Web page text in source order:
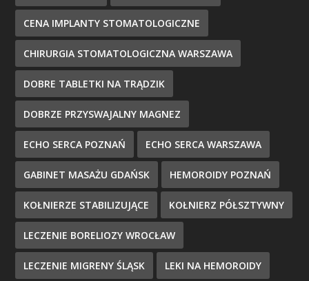
CENA IMPLANTY STOMATOLOGICZNE
CHIRURGIA STOMATOLOGICZNA WARSZAWA
DOBRE TABLETKI NA TRĄDZIK
DOBRZE PRZYSWAJALNY MAGNEZ
ECHO SERCA POZNAŃ ECHO SERCA WARSZAWA
GABINET MASAŻU GDAŃSK HEMOROIDY POZNAŃ
KOŁNIERZE STABILIZUJĄCE KOŁNIERZ PÓŁSZTYWNY
LECZENIE BORELIOZY WROCŁAW
LECZENIE MIGRENY ŚLĄSK LEKI NA HEMOROIDY